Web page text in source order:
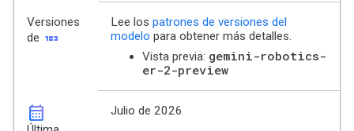
Versiones
de 123
Lee los patrones de versiones del
modelo para obtener más detalles.
Vista previa: gemini-robotics-
er-2-preview
calendar_month Julio de 2026